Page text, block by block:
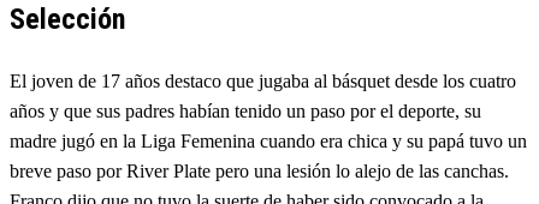
Selección
El joven de 17 años destaco que jugaba al básquet desde los cuatro
años y que sus padres habían tenido un paso por el deporte, su
madre jugó en la Liga Femenina cuando era chica y su papá tuvo un
breve paso por River Plate pero una lesión lo alejo de las canchas.